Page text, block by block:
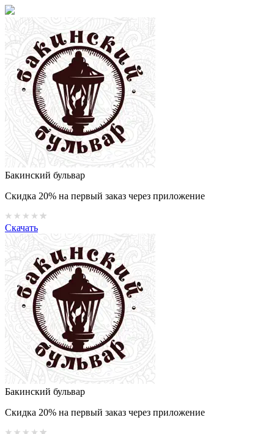
Бакинский бульвар
Скидка 20% на первый заказ через приложение
Скачать
Бакинский бульвар
Скидка 20% на первый заказ через приложение